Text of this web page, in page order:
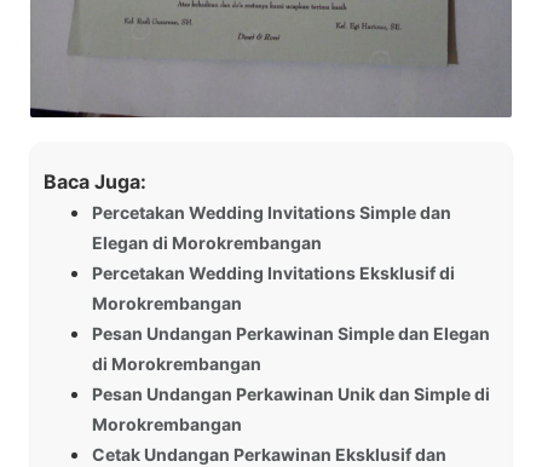
Baca Juga:
Percetakan Wedding Invitations Simple dan
Elegan di Morokrembangan
Percetakan Wedding Invitations Eksklusif di
Morokrembangan
Pesan Undangan Perkawinan Simple dan Elegan
di Morokrembangan
Pesan Undangan Perkawinan Unik dan Simple di
Morokrembangan
Cetak Undangan Perkawinan Eksklusif dan